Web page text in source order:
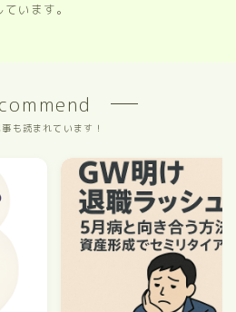
います。
も読まれています！